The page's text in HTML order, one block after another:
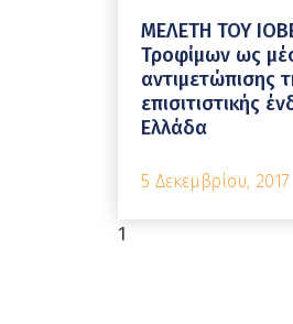
ΜΕΛΕΤΗ ΤΟΥ
Τροφίμων ως
αντιμετώπισης
επισιτιστικής
Ελλάδα
5 Δεκεμβρίου, 2017